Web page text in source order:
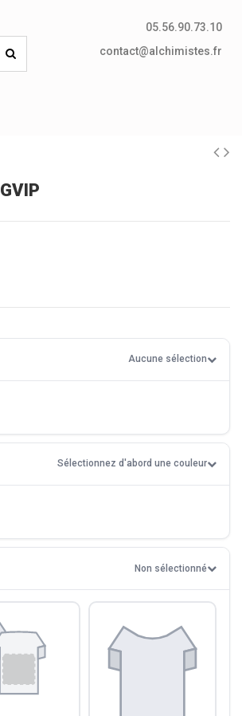
05.56.90.73.10
contact@alchimistes.fr
Aucune sélection
Sélectionnez d'abord une couleur
Non sélectionné